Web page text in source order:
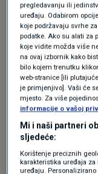
najtraženijeg
pregledavanju ili
uređaju. Odabirom
koje podržavaju svrhe
podatke. Ako su alati za
koje vidite možda više
na ovaj izbornik kako
bilo kojem trenutku
web-stranice [ili
je primjenjivo]. Vaši će
mjesto. Za više
informacije o vašoj
Mi i naši partneri
sljedeće:
Korištenje preciznih
karakteristika uređaja
uređaju.